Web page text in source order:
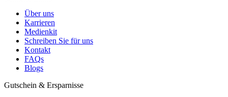
Über uns
Karrieren
Medienkit
Schreiben Sie für uns
Kontakt
FAQs
Blogs
Gutschein & Ersparnisse